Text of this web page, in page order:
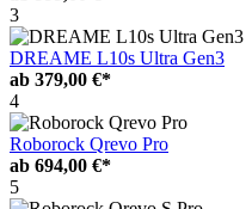
3
DREAME L10s Ultra Gen3
ab 379,00 €*
4
Roborock Qrevo Pro
ab 694,00 €*
5